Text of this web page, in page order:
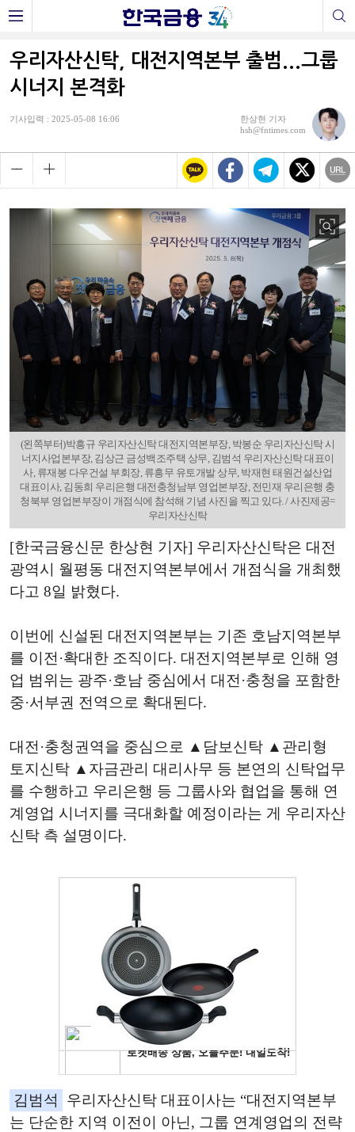
우리자산신탁, 대전지역본부 출범...그룹
시너지 본격화
기사입력 : 2025-05-08 16:06
한상현 기자
hsh@fntimes.com
(왼쪽부터)박흥규 우리자산신탁 대전지역본부장, 박봉순 우리자산신탁 시
너지사업본부장, 김상근 금성백조주택 상무, 김범석 우리자산신탁 대표이
사, 류재봉 다우건설 부회장, 류흥무 유토개발 상무, 박재현 태원건설산업
대표이사, 김동희 우리은행 대전충청남부 영업본부장, 전민재 우리은행 충
청북부 영업본부장이 개점식에 참석해 기념 사진을 찍고 있다. / 사진제공=
우리자산신탁
[한국금융신문 한상현 기자] 우리자산신탁은 대전
광역시 월평동 대전지역본부에서 개점식을 개최했
다고 8일 밝혔다.
이번에 신설된 대전지역본부는 기존 호남지역본부
를 이전·확대한 조직이다. 대전지역본부로 인해 영
업 범위는 광주·호남 중심에서 대전·충청을 포함한
중·서부권 전역으로 확대된다.
대전·충청권역을 중심으로 ▲담보신탁 ▲관리형
토지신탁 ▲자금관리 대리사무 등 본연의 신탁업무
를 수행하고 우리은행 등 그룹사와 협업을 통해 연
계영업 시너지를 극대화할 예정이라는 게 우리자산
신탁 측 설명이다.
김범석
우리자산신탁 대표이사는 “대전지역본부
는 단순한 지역 이전이 아닌, 그룹 연계영업의 전략